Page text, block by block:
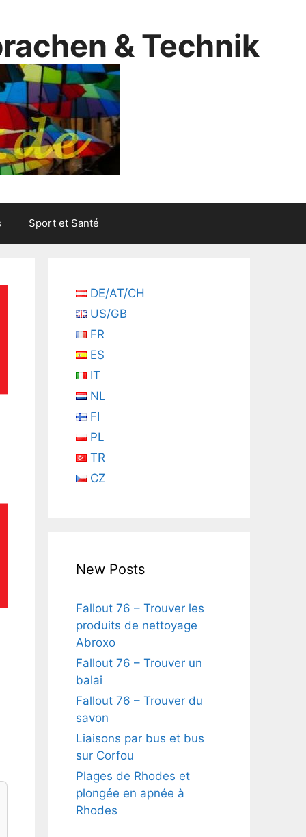
& Technik
Sport et Santé
DE/AT/CH
US/GB
FR
ES
IT
NL
FI
PL
TR
CZ
New Posts
Fallout 76 – Trouver les
produits de nettoyage
Abroxo
Fallout 76 – Trouver un
balai
Fallout 76 – Trouver du
savon
Liaisons par bus et bus
sur Corfou
Plages de Rhodes et
plongée en apnée à
Rhodes